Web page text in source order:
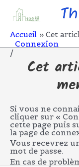
contenu
Accueil Cet
Connexion
/
Cet
Si vous ne
cliquer sur «
cette page puis
la page de
Vous recevrez
mot de passe.
En cas de